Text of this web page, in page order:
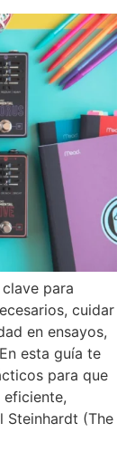
para
cuidar
en ensayos,
esta guía te
para que
Steinhardt (The